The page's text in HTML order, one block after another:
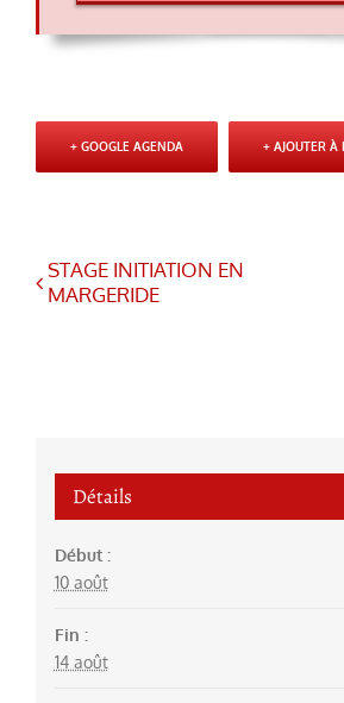
+ GOOGLE AGENDA + AJOUTER À
STAGE INITIATION EN
MARGERIDE
Détails
Début :
10 août
Fin :
14 août